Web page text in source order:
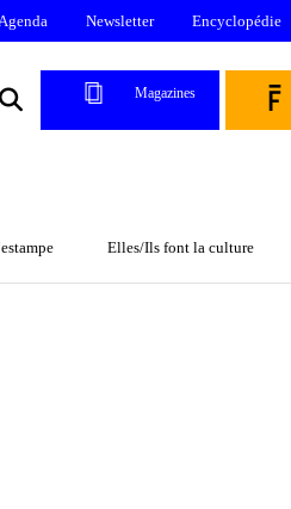
Newsletter Encyclopédie
Magazines
Elles/Ils font la culture